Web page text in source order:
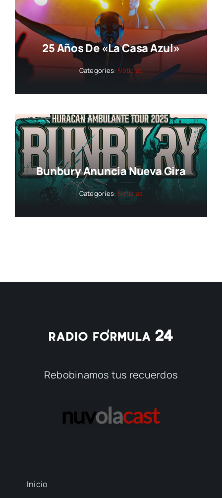
25 Años De «La Casa Azul»
Categories: Noticias
Bunbury Anuncia Nueva Gira
Categories: Noticias
Rebobinamos tus recuerdos
Inicio